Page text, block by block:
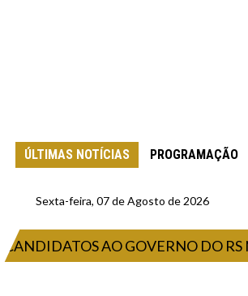
ÚLTIMAS NOTÍCIAS PROGRAMAÇÃO
Sexta-feira, 07 de Agosto de 2026
AO GOVERNO DO RS